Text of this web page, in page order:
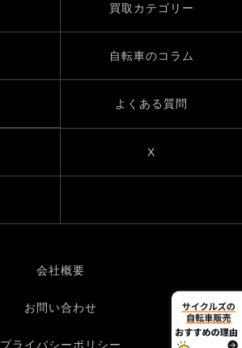
買取カテゴリー
自転車のコラム
よくある質問
X
会社概要
お問い合わせ
プライバシーポリシー